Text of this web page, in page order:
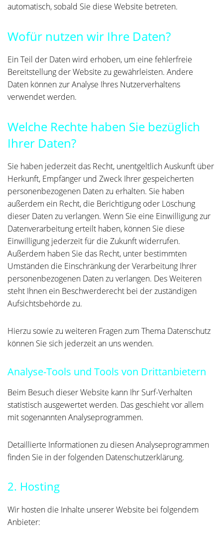
automatisch, sobald Sie diese Website betreten.
Wofür nutzen wir Ihre Daten?
Ein Teil der Daten wird erhoben, um eine fehlerfreie
Bereitstellung der Website zu gewährleisten. Andere
Daten können zur Analyse Ihres Nutzerverhaltens
verwendet werden.
Welche Rechte haben Sie bezüglich
Ihrer Daten?
Sie haben jederzeit das Recht, unentgeltlich Auskunft über
Herkunft, Empfänger und Zweck Ihrer gespeicherten
personenbezogenen Daten zu erhalten. Sie haben
außerdem ein Recht, die Berichtigung oder Löschung
dieser Daten zu verlangen. Wenn Sie eine Einwilligung zur
Datenverarbeitung erteilt haben, können Sie diese
Einwilligung jederzeit für die Zukunft widerrufen.
Außerdem haben Sie das Recht, unter bestimmten
Umständen die Einschränkung der Verarbeitung Ihrer
personenbezogenen Daten zu verlangen. Des Weiteren
steht Ihnen ein Beschwerderecht bei der zuständigen
Aufsichtsbehörde zu.
Hierzu sowie zu weiteren Fragen zum Thema Datenschutz
können Sie sich jederzeit an uns wenden.
Analyse-Tools und Tools von Dritt­anbietern
Beim Besuch dieser Website kann Ihr Surf-Verhalten
statistisch ausgewertet werden. Das geschieht vor allem
mit sogenannten Analyseprogrammen.
Detaillierte Informationen zu diesen Analyseprogrammen
finden Sie in der folgenden Datenschutzerklärung.
2. Hosting
Wir hosten die Inhalte unserer Website bei folgendem
Anbieter: